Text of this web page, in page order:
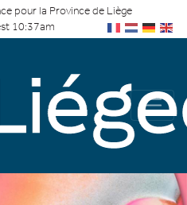
pour la Province de Liège
10:37am